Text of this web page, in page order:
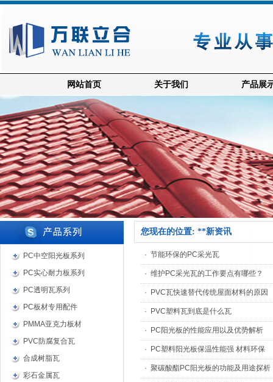
网站首页 关于我们 产品展
PC中空阳光板系列
PC实心耐力板系列
PC透明瓦系列
PC板材专用配件
PMMA亚克力板材
PVC防腐复合瓦
合成树脂瓦
彩石金属瓦
您现在的位置: **新资讯
· 节能环保的PC采光瓦
· 维护PC采光瓦的工作要点有哪些？
· PVC瓦快速替代传统屋面材料的原因
· PVC塑料瓦到底是什么瓦
· PC阳光板的性能应用以及优势解析
· PC塑料阳光板保温性能强 材料环保
· 聚碳酸酯PC阳光板的功能及用途探析